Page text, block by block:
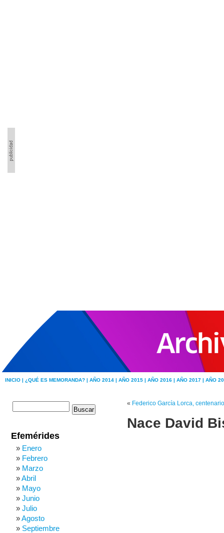
INICIO | ¿QUÉ ES MEMORANDA? | AÑO 2014 | AÑO 2015 | AÑO 2016 | AÑO 2017 | AÑO
« Federico García Lorca,
Nace David
Efemérides
Enero
Febrero
Marzo
Abril
Mayo
Junio
Julio
Agosto
Septiembre